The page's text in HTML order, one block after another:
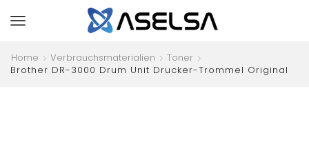
Home Verbrauchsmaterialien
Toner
Brother DR-3000 Drum Unit Drucker-Trommel Original